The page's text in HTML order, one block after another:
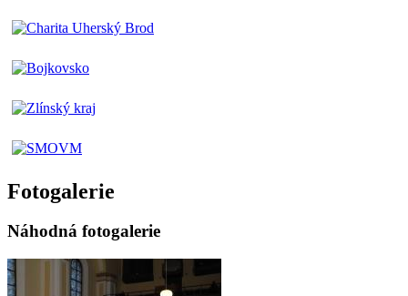
Fotogalerie
Náhodná fotogalerie